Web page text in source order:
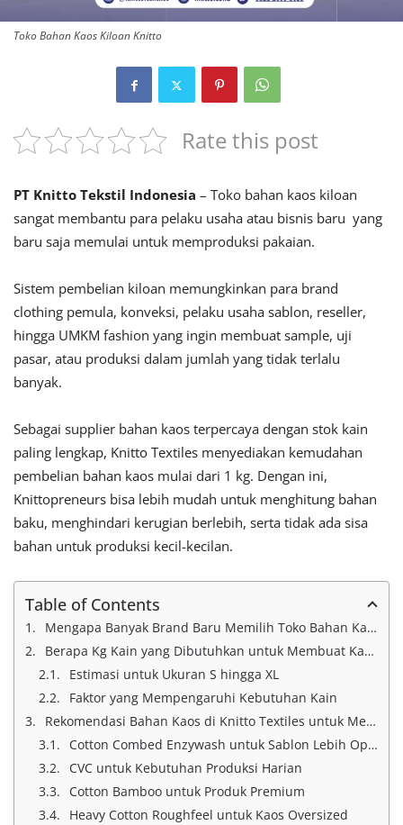
Toko Bahan Kaos Kiloan Knitto
Rate this post
PT Knitto Tekstil Indonesia – Toko bahan kaos kiloan
sangat membantu para pelaku usaha atau bisnis baru yang
baru saja memulai untuk memproduksi pakaian.
Sistem pembelian kiloan memungkinkan para brand
clothing pemula, konveksi, pelaku usaha sablon, reseller,
hingga UMKM fashion yang ingin membuat sample, uji
pasar, atau produksi dalam jumlah yang tidak terlalu
banyak.
Sebagai supplier bahan kaos terpercaya dengan stok kain
paling lengkap, Knitto Textiles menyediakan kemudahan
pembelian bahan kaos mulai dari 1 kg. Dengan ini,
Knittopreneurs bisa lebih mudah untuk menghitung bahan
baku, menghindari kerugian berlebih, serta tidak ada sisa
bahan untuk produksi kecil-kecilan.
Table of Contents
Mengapa Banyak Brand Baru Memilih Toko Bahan Kaos Kiloan?
Berapa Kg Kain yang Dibutuhkan untuk Membuat Kaos?
Estimasi untuk Ukuran S hingga XL
Faktor yang Mempengaruhi Kebutuhan Kain
Rekomendasi Bahan Kaos di Knitto Textiles untuk Memulai Produksi
Cotton Combed Enzywash untuk Sablon Lebih Optimal
CVC untuk Kebutuhan Produksi Harian
Cotton Bamboo untuk Produk Premium
Heavy Cotton Roughfeel untuk Kaos Oversized